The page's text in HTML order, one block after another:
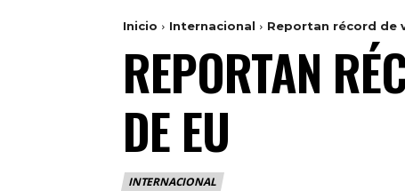
Inicio Internacional Reportan récord de
REPORTAN
DE EU
INTERNACIONAL